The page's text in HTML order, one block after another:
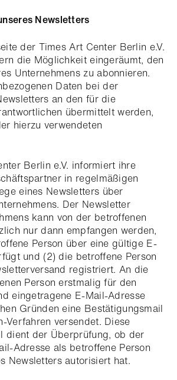
Newsletters
der Times Art Center Berlin e.V.
die Möglichkeit eingeräumt, den
Unternehmens zu abonnieren.
Daten bei der
an den für die
übermittelt werden,
hierzu verwendeten
Berlin e.V. informiert ihre
in regelmäßigen
eines Newsletters über
Der Newsletter
kann von der betroffenen
nur dann empfangen werden,
Person über eine gültige E-
und (2) die betroffene Person
registriert. An die
Person erstmalig für den
eingetragene E-Mail-Adresse
Gründen eine Bestätigungsmail
Verfahren versendet. Diese
dient der Überprüfung, ob der
Adresse als betroffene Person
Newsletters autorisiert hat.